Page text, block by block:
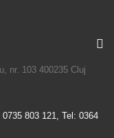
nr. 103 400235 Cluj
803 121, Tel: 0364